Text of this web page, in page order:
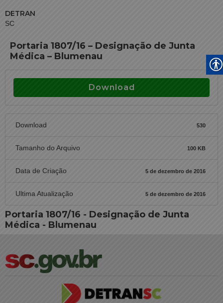
DETRAN
SC
Portaria 1807/16 – Designação de Junta
Médica – Blumenau
Download
Download 530
Tamanho do Arquivo 100 KB
Data de Criação 5 de dezembro de 2016
Ultima Atualização 5 de dezembro de 2016
Portaria 1807/16 - Designação de Junta
Médica - Blumenau